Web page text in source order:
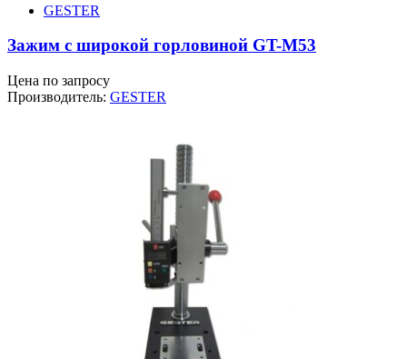
GESTER
Зажим с широкой горловиной GT-M53
Цена по запросу
Производитель: GESTER